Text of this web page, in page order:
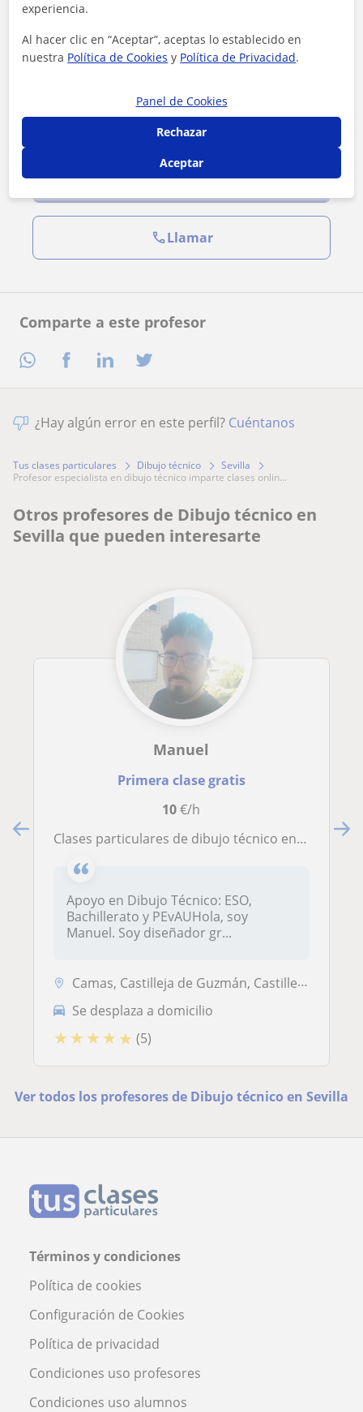
Comparte a este profesor
Al hacer clic, aceptas nuestroaviso legal
Contactar ahora
Llamar
¿Hay algún error en este perfil? Cuéntanos
Tus clases particulares Dibujo técnico
Sevilla
profesor especialista en dibujo técnico imparte clases onlin...
Otros profesores de Dibujo técnico en
Sevilla que pueden interesarte
Manuel
Primera clase gratis
10€/h
Clases particulares de dibujo técnico en Camas, Sevilla y el Aljarafe (ESO, Bachillerato, FP y PEvAU)
Apoyo en Dibujo Técnico: ESO,
Bachillerato y PEvAUHola, soy
Manuel. Soy diseñador gr...
Camas, Castilleja de Guzmán, Castilleja de la Cuesta, Tomares, Bormujo...
Se desplaza a domicilio
★ ★ ★ ★ ★ (5)
Ver todos los profesores de Dibujo técnico en Sevilla
Términos y condiciones
Política de cookies
Configuración de Cookies
Política de privacidad
Condiciones uso profesores
Condiciones uso alumnos
experiencia.
Al hacer clic en “Aceptar”, aceptas lo establecido en
nuestra Política de Cookies y Política de Privacidad.
Panel de Cookies
Rechazar
Aceptar